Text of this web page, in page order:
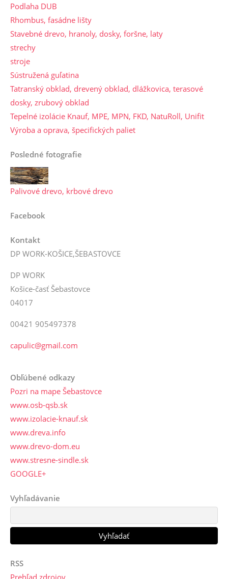
Podlaha DUB
Rhombus, fasádne lišty
Stavebné drevo, hranoly, dosky, foršne, laty
strechy
stroje
Sústružená guľatina
Tatranský obklad, drevený obklad, dlážkovica, terasové
dosky, zrubový obklad
Tepelné izolácie Knauf, MPE, MPN, FKD, NatuRoll, Unifit
Výroba a oprava, špecifických paliet
Posledné fotografie
Palivové drevo, krbové drevo
Facebook
Kontakt
DP WORK-KOŠICE,ŠEBASTOVCE
DP WORK
Košice-časť Šebastovce
04017
00421 905497378
capulic@gmail.com
Obľúbené odkazy
Pozri na mape Šebastovce
www.osb-qsb.sk
www.izolacie-knauf.sk
www.dreva.info
www.drevo-dom.eu
www.stresne-sindle.sk
GOOGLE+
Vyhľadávanie
RSS